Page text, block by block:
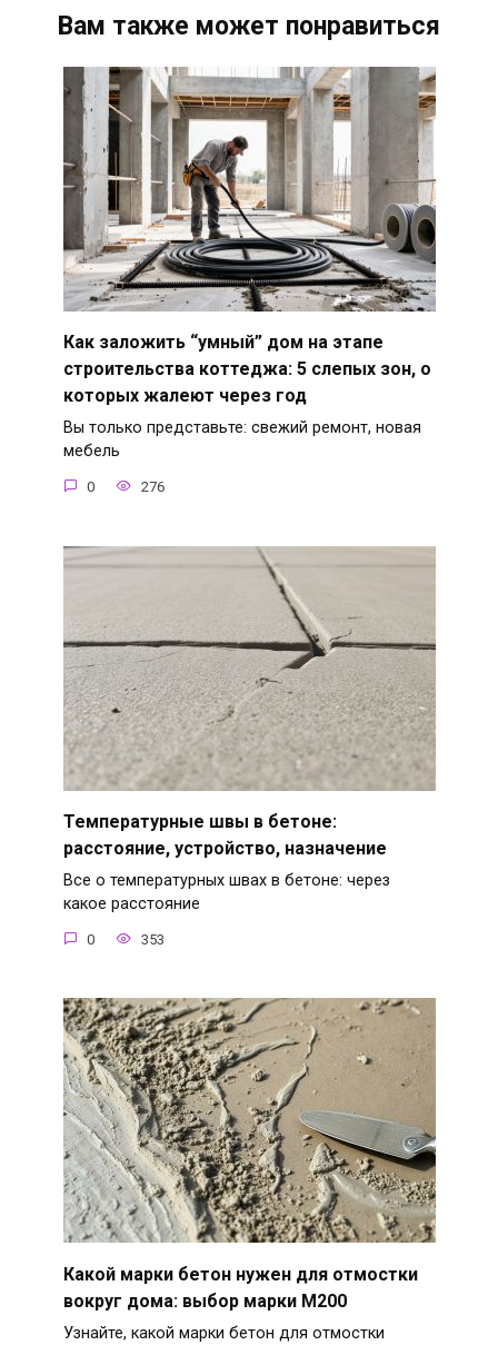
Вам также может понравиться
Как заложить “умный” дом на этапе
строительства коттеджа: 5 слепых зон, о
которых жалеют через год
Вы только представьте: свежий ремонт, новая
мебель
0 276
Температурные швы в бетоне:
расстояние, устройство, назначение
Все о температурных швах в бетоне: через
какое расстояние
0 353
Какой марки бетон нужен для отмостки
вокруг дома: выбор марки М200
Узнайте, какой марки бетон для отмостки